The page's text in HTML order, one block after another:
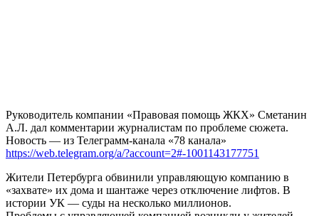
Руководитель компании «Правовая помощь ЖКХ» Сметанин
А.Л. дал комментарии журналистам по проблеме сюжета.
Новость — из Телеграмм-канала «78 канала»
https://web.telegram.org/a/?account=2#-1001143177751
Жители Петербурга обвинили управляющую компанию в
«захвате» их дома и шантаже через отключение лифтов. В
истории УК — суды на несколько миллионов.